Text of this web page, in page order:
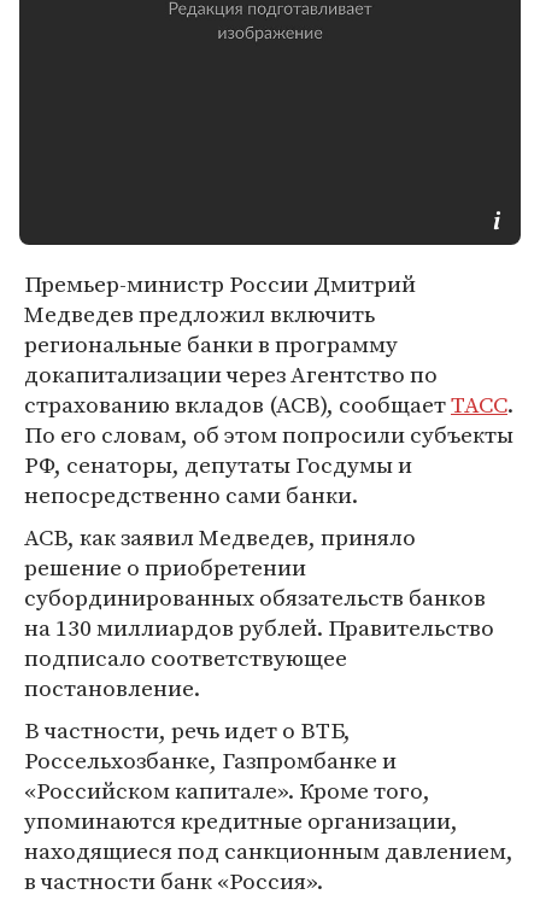
Премьер-министр России Дмитрий
Медведев предложил включить
региональные банки в программу
докапитализации через Агентство по
страхованию вкладов (АСВ), сообщаетТАСС.
По его словам, об этом попросили субъекты
РФ, сенаторы, депутаты Госдумы и
непосредственно сами банки.
АСВ, как заявил Медведев, приняло
решение о приобретении
субординированных обязательств банков
на 130 миллиардов рублей. Правительство
подписало соответствующее
постановление.
В частности, речь идет о ВТБ,
Россельхозбанке, Газпромбанке и
«Российском капитале». Кроме того,
упоминаются кредитные организации,
находящиеся под санкционным давлением,
в частности банк «Россия».